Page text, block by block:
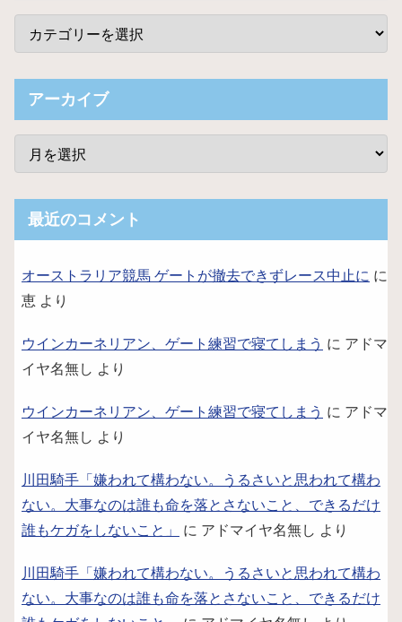
アーカイブ
最近のコメント
オーストラリア競馬 ゲートが撤去できずレース中止に に
恵 より
ウインカーネリアン、ゲート練習で寝てしまう に アドマ
イヤ名無し より
ウインカーネリアン、ゲート練習で寝てしまう に アドマ
イヤ名無し より
川田騎手「嫌われて構わない。うるさいと思われて構わ
ない。大事なのは誰も命を落とさないこと、できるだけ
誰もケガをしないこと」
に アドマイヤ名無し より
川田騎手「嫌われて構わない。うるさいと思われて構わ
ない。大事なのは誰も命を落とさないこと、できるだけ